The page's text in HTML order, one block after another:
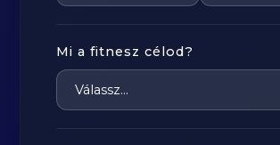
Mi a fitnesz célod?